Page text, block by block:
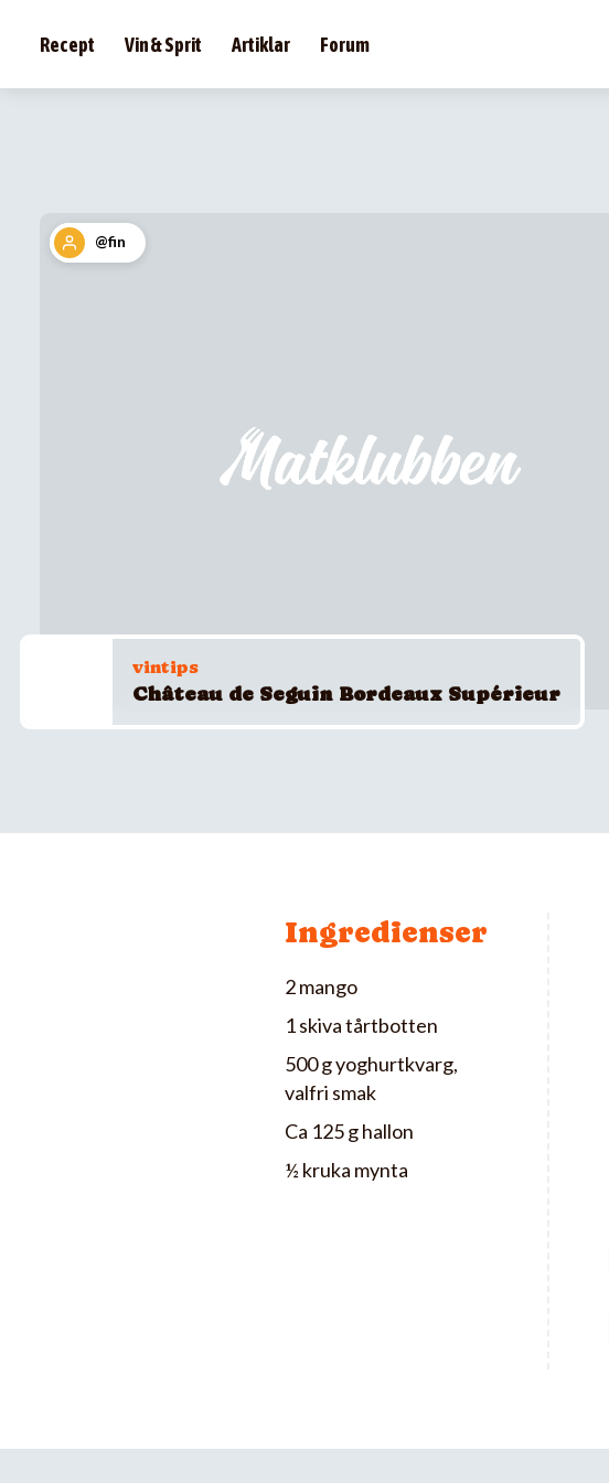
Recept Vin & Sprit Artiklar Forum
@fin
vintips
Château de Seguin Bordeaux Supérieur
Ingredienser
2 mango
1 skiva tårtbotten
500 g yoghurtkvarg,
valfri smak
Ca 125 g hallon
½ kruka mynta